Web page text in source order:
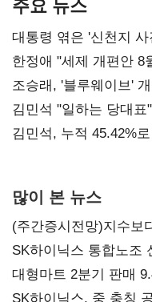
대통령 엮은 '신천지
한정애 "세제 개편안
조승래, '블루웨이브'
통감"
김민석 "일하는 당대
김민석, 누적 45.42%
많이 본 뉴스
(주간증시전망)지수
SK하이닉스 통합노조
불만 확산
대형마트 2분기 판매
SK하이닉스, 중 충칭